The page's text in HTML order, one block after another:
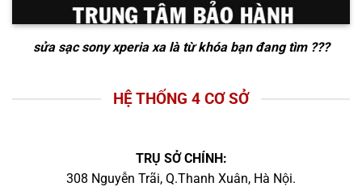
sửa sạc sony xperia xalà từ khóa bạn đang tìm ???
HỆ THỐNG 4 CƠ SỞ
TRỤ SỞ CHÍNH:
308 Nguyễn Trãi, Q.Thanh Xuân, Hà Nội.